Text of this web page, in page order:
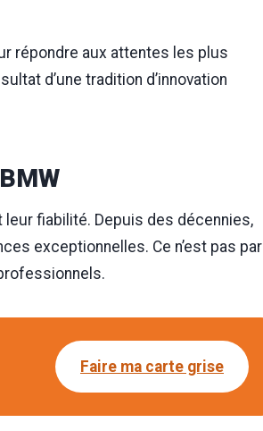
répondre aux attentes les plus
d’une tradition d’innovation
fiabilité. Depuis des décennies,
exceptionnelles. Ce n’est pas par
Faire ma carte grise